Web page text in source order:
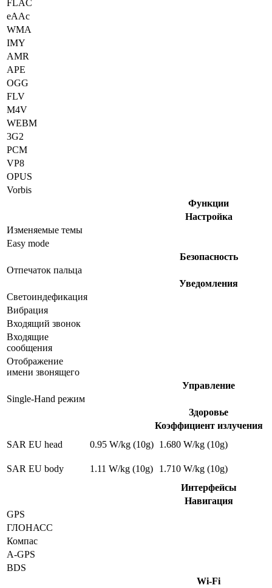
FLAC
eAAc
WMA
IMY
AMR
APE
OGG
FLV
M4V
WEBM
3G2
PCM
VP8
OPUS
Vorbis
Функции
Настройка
Изменяемые темы
Easy mode
Безопасность
Отпечаток пальца
Уведомления
Светоиндефикация
Вибрация
Входящий звонок
Входящие
сообщения
Отображение
имени звонящего
Управление
Single-Hand режим
Здоровье
Коэффициент излучения
SAR EU head
0.95 W/kg (10g) 1.680 W/kg (10g)
SAR EU body 1.11 W/kg (10g)
1.710 W/kg (10g)
Интерфейсы
Навигация
GPS
ГЛОНАСС
Компас
A-GPS
BDS
Wi-Fi